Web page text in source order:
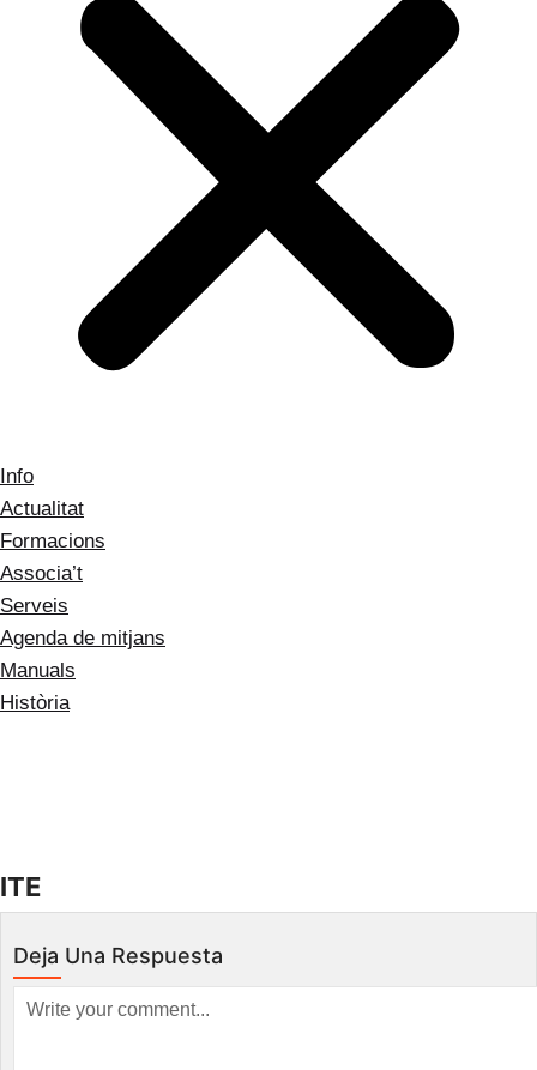
Info
Actualitat
Formacions
Associa’t
Serveis
Agenda de mitjans
Manuals
Història
ITE
Deja Una Respuesta